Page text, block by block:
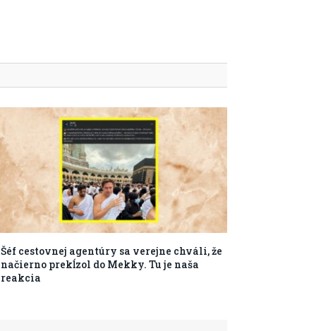
Šéf cestovnej agentúry sa verejne chváli, že
načierno prekĺzol do Mekky. Tu je naša
reakcia